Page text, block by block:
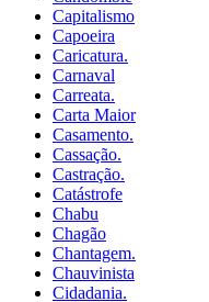
Capitalismo
Capoeira
Caricatura.
Carnaval
Carreata.
Carta Maior
Casamento.
Cassação.
Castração.
Catástrofe
Chabu
Chagão
Chantagem.
Chauvinista
Cidadania.